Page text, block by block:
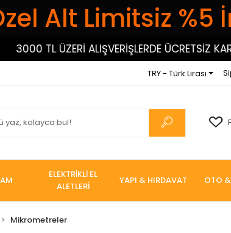
Alt Limitsiz %5
TL ÜZERİ ALIŞVERİŞLERDE ÜCRETSİZ KARGO!
TRY - Türk Lirası
ELEKTRİKLİ EL
ALETLERİ
YAPI & HIRDAVAT OTO
Mikrometreler